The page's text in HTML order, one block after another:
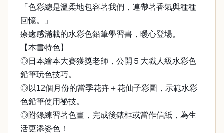
「色彩總是溫柔地包容著我們，連帶著香氣與種種
回憶。」
療癒感滿載的水彩色鉛筆學習書，暖心登場。
【本書特色】
◎日本繪本大賽獲獎老師，公開５大職人級水彩色
鉛筆玩色技巧。
◎以12個月份的當季花卉＋花仙子彩圖，示範水彩
色鉛筆使用祕技。
◎附錄練習著色畫，完成後錶框或當作信紙，為生
活更添姿色！